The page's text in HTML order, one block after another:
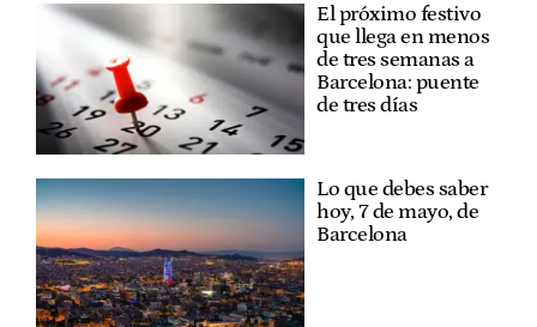
El próximo festivo
que llega en menos
de tres semanas a
Barcelona: puente
de tres días
Lo que debes saber
hoy, 7 de mayo, de
Barcelona